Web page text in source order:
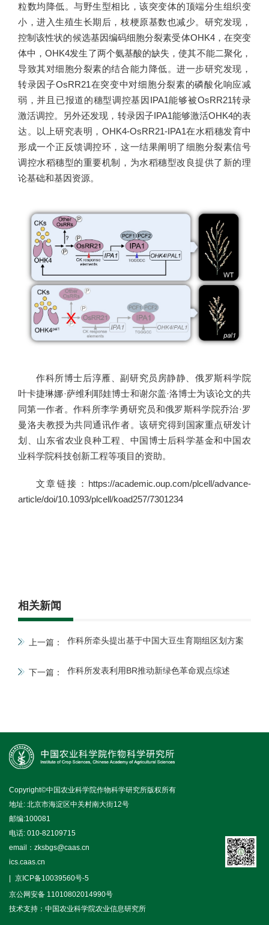
粒数均降低。与野生型相比，该突变体的顶端分生组织变
小，进入生殖生长期后，枝梗原基数也减少。研究发现，
控制该性状的候选基因编码细胞分裂素受体OHK4，在突变
体中，OHK4发生了两个氨基酸的缺失，使其不能二聚化，
导致其对细胞分裂素的结合能力降低。进一步研究发现，
转录因子OsRR21在突变中对细胞分裂素的磷酸化响应减
弱，并且已报道的穗型调控基因IPA1能够被OsRR21转录
激活调控。另外还发现，转录因子IPA1能够激活OHK4的表
达。以上研究表明，OHK4-OsRR21-IPA1在水稻穗发育中
形成一个正反馈调控环，这一结果阐明了细胞分裂素信号
调控水稻穗型的重要机制，为水稻穗型改良提供了新的理
论基础和基因资源。
作科所博士后淳雁、副研究员房静静、俄罗斯科学院
叶卡捷琳娜·萨维利耶娃博士和谢尔盖·洛博士为该论文的共
同第一作者。作科所李学勇研究员和俄罗斯科学院乔治·罗
曼洛夫教授为共同通讯作者。该研究得到国家重点研发计
划、山东省农业良种工程、中国博士后科学基金和中国农
业科学院科技创新工程等项目的资助。
文章链接：https://academic.oup.com/plcell/advance-
article/doi/10.1093/plcell/koad257/7301234
相关新闻
上一篇： 作科所牵头提出基于中国大豆生育期组区划方案
下一篇： 作科所发表利用BR推动新绿色革命观点综述
Copyright©中国农业科学院作物科学研究所版权所有
地址: 北京市海淀区中关村南大街12号
邮编:100081
电话: 010-82109715
email：zksbgs@caas.cn
ics.caas.cn
京ICP备10039560号-5
京公网安备 11010802014990号
技术支持：中国农业科学院农业信息研究所